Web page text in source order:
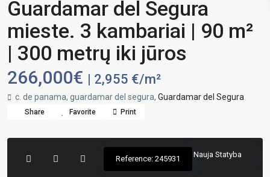
Guardamar del Segura
mieste. 3 kambariai | 90 m²
| 300 metrų iki jūros
266,000€ | 2,955 €/m²
c. de panama, guardamar del segura, Guardamar del Segura
Share Favorite Print
Nauja Statyba
Reference: 245931